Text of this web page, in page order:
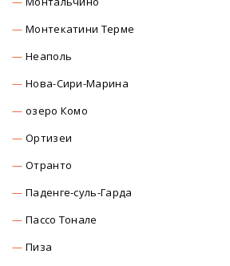
Монтекатини Терме
Неаполь
Нова-Сири-Марина
озеро Комо
Ортизеи
Отранто
Паденге-суль-Гарда
Пассо Тонале
Пиза